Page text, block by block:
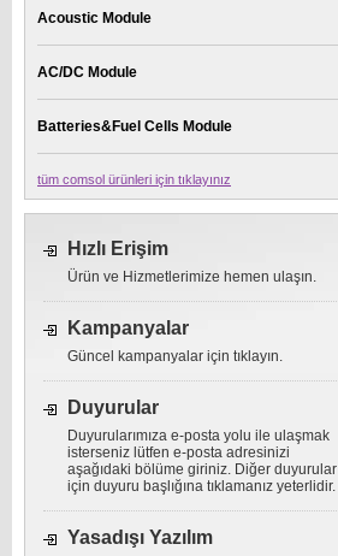
Acoustic Module
AC/DC Module
Batteries&Fuel Cells Module
tüm comsol ürünleri için tıklayınız
Hızlı Erişim
Ürün ve Hizmetlerimize hemen ulaşın.
Kampanyalar
Güncel kampanyalar için tıklayın.
Duyurular
Duyurularımıza e-posta yolu ile ulaşmak
isterseniz lütfen e-posta adresinizi
aşağıdaki bölüme giriniz. Diğer duyurular
için duyuru başlığına tıklamanız yeterlidir.
Yasadışı Yazılım